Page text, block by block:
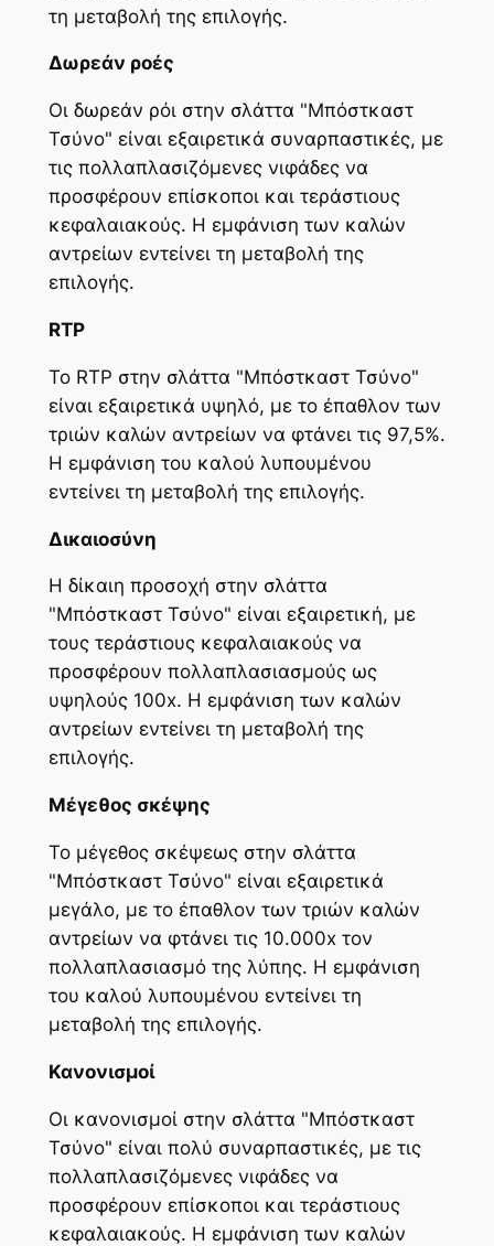
τη μεταβολή της επιλογής.
Δωρεάν ροές
Οι δωρεάν ρόι στην σλάττα "Μπόστκαστ
Τσύνο" είναι εξαιρετικά συναρπαστικές, με
τις πολλαπλασιζόμενες νιφάδες να
προσφέρουν επίσκοποι και τεράστιους
κεφαλαιακούς. Η εμφάνιση των καλών
αντρείων εντείνει τη μεταβολή της
επιλογής.
RTP
Το RTP στην σλάττα "Μπόστκαστ Τσύνο"
είναι εξαιρετικά υψηλό, με το έπαθλον των
τριών καλών αντρείων να φτάνει τις 97,5%.
Η εμφάνιση του καλού λυπουμένου
εντείνει τη μεταβολή της επιλογής.
Δικαιοσύνη
Η δίκαιη προσοχή στην σλάττα
"Μπόστκαστ Τσύνο" είναι εξαιρετική, με
τους τεράστιους κεφαλαιακούς να
προσφέρουν πολλαπλασιασμούς ως
υψηλούς 100x. Η εμφάνιση των καλών
αντρείων εντείνει τη μεταβολή της
επιλογής.
Μέγεθος σκέψης
Το μέγεθος σκέψεως στην σλάττα
"Μπόστκαστ Τσύνο" είναι εξαιρετικά
μεγάλο, με το έπαθλον των τριών καλών
αντρείων να φτάνει τις 10.000x τον
πολλαπλασιασμό της λύπης. Η εμφάνιση
του καλού λυπουμένου εντείνει τη
μεταβολή της επιλογής.
Κανονισμοί
Οι κανονισμοί στην σλάττα "Μπόστκαστ
Τσύνο" είναι πολύ συναρπαστικές, με τις
πολλαπλασιζόμενες νιφάδες να
προσφέρουν επίσκοποι και τεράστιους
κεφαλαιακούς. Η εμφάνιση των καλών